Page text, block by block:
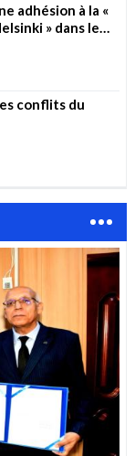
adhésion à la «
» dans le
conflits du